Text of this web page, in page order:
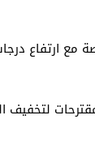
ارتفاع درجات